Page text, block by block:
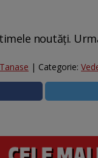
noutăți.
| Categorie: